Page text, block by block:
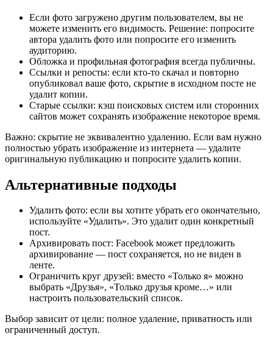
Если фото загружено другим пользователем, вы не
можете изменить его видимость. Решение: попросите
автора удалить фото или попросите его изменить
аудиторию.
Обложка и профильная фотография всегда публичны.
Ссылки и репосты: если кто-то скачал и повторно
опубликовал ваше фото, скрытие в исходном посте не
удалит копии.
Старые ссылки: кэш поисковых систем или сторонних
сайтов может сохранять изображение некоторое время.
Важно: скрытие не эквивалентно удалению. Если вам нужно
полностью убрать изображение из интернета — удалите
оригинальную публикацию и попросите удалить копии.
Альтернативные подходы
Удалить фото: если вы хотите убрать его окончательно,
используйте «Удалить». Это удалит один конкретный
пост.
Архивировать пост: Facebook может предложить
архивирование — пост сохраняется, но не виден в
ленте.
Ограничить круг друзей: вместо «Только я» можно
выбрать «Друзья», «Только друзья кроме…» или
настроить пользовательский список.
Выбор зависит от цели: полное удаление, приватность или
ограниченный доступ.